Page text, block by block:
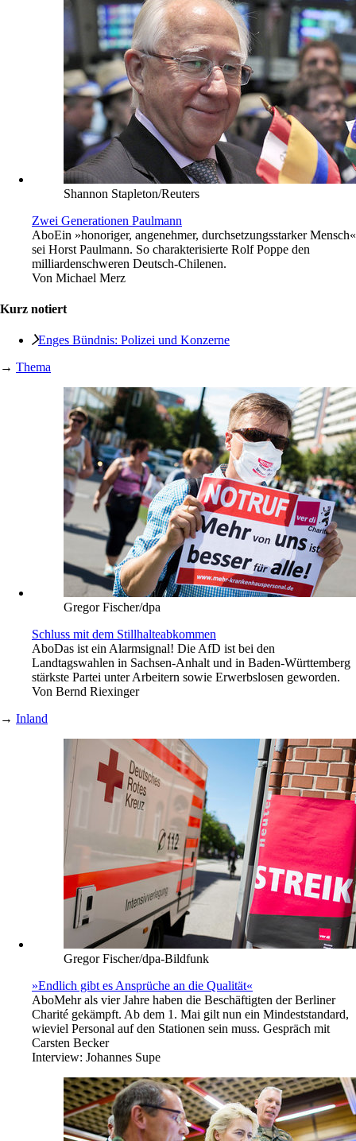
Shannon Stapleton/Reuters
Zwei Generationen Paulmann
AboEin »honoriger, angenehmer, durchsetzungsstarker Mensch«
sei Horst Paulmann. So charakterisierte Rolf Poppe den
milliardenschweren Deutsch-Chilenen.
Von Michael Merz
Kurz notiert
Enges Bündnis: Polizei und Konzerne
→ Thema
Gregor Fischer/dpa
Schluss mit dem Stillhalteabkommen
AboDas ist ein Alarmsignal! Die AfD ist bei den
Landtagswahlen in Sachsen-Anhalt und in Baden-Württemberg
stärkste Partei unter Arbeitern sowie Erwerbslosen geworden.
Von Bernd Riexinger
→ Inland
Gregor Fischer/dpa-Bildfunk
»Endlich gibt es Ansprüche an die Qualität«
AboMehr als vier Jahre haben die Beschäftigten der Berliner
Charité gekämpft. Ab dem 1. Mai gilt nun ein Mindeststandard,
wieviel Personal auf den Stationen sein muss. Gespräch mit
Carsten Becker
Interview: Johannes Supe